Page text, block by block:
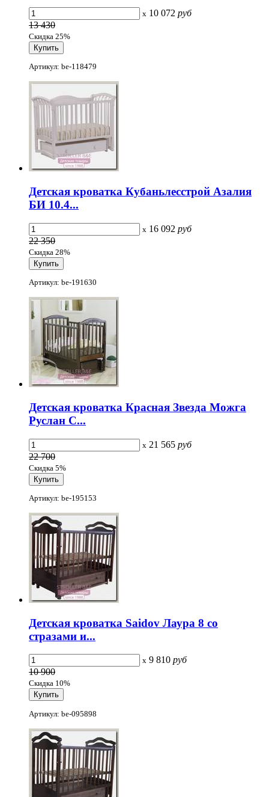
x 10 072 руб
13 430
Скидка 25%
Артикул: be-118479
Детская кроватка Кубаньлесстрой Азалия
БИ 10.4...
x 16 092 руб
22 350
Скидка 28%
Артикул: be-191630
Детская кроватка Красная Звезда Можга
Руслан С...
x 21 565 руб
22 700
Скидка 5%
Артикул: be-195153
Детская кроватка Saidov Лаура 8 со
стразами и...
x 9 810 руб
10 900
Скидка 10%
Артикул: be-095898